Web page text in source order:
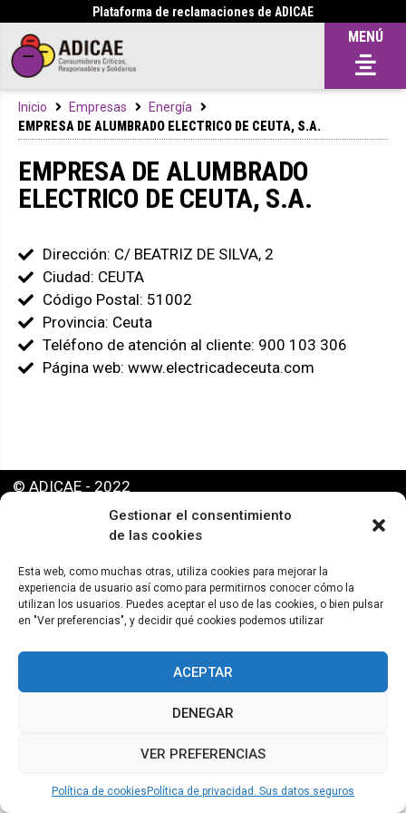
Gestionar el consentimiento
de las cookies
Esta web, como muchas otras, utiliza cookies para mejorar la
experiencia de usuario así como para permitirnos conocer cómo la
utilizan los usuarios. Puedes aceptar el uso de las cookies, o bien pulsar
en "Ver preferencias", y decidir qué cookies podemos utilizar
ACEPTAR
DENEGAR
VER PREFERENCIAS
Política de cookies Política de privacidad. Sus datos seguros
Plataforma de reclamaciones de ADICAE
MENÚ
Inicio Empresas
Energía
EMPRESA DE ALUMBRADO ELECTRICO DE CEUTA, S.A.
EMPRESA DE ALUMBRADO
ELECTRICO DE CEUTA, S.A.
Dirección: C/ BEATRIZ DE SILVA, 2
Ciudad: CEUTA
Código Postal: 51002
Provincia: Ceuta
Teléfono de atención al cliente: 900 103 306
Página web: www.electricadeceuta.com
© ADICAE - 2022